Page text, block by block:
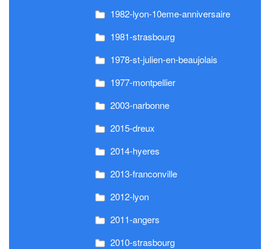
1982-lyon-10eme-anniversaire
1981-strasbourg
1978-st-julien-en-beaujolais
1977-montpellier
2003-narbonne
2015-dreux
2014-hyeres
2013-franconville
2012-lyon
2011-angers
2010-strasbourg